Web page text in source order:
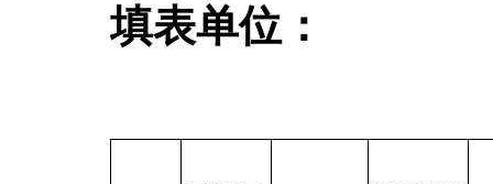
填表单